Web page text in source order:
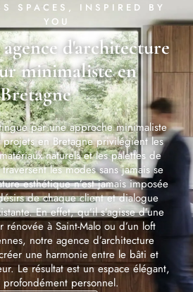
SPACES, INSPIRED BY
YOU
d'architecture
minimaliste en
Bretagne
par une approche minimaliste
en Bretagne privilégient les
naturels et les palettes de
les modes sans jamais se
esthétique n’est jamais imposée
de chaque client et dialogue
En effet, qu’il s’agisse d’une
à Saint-Malo ou d’un loft
notre agence d’architecture
une harmonie entre le bâti et
Le résultat est un espace élégant,
profondément personnel.